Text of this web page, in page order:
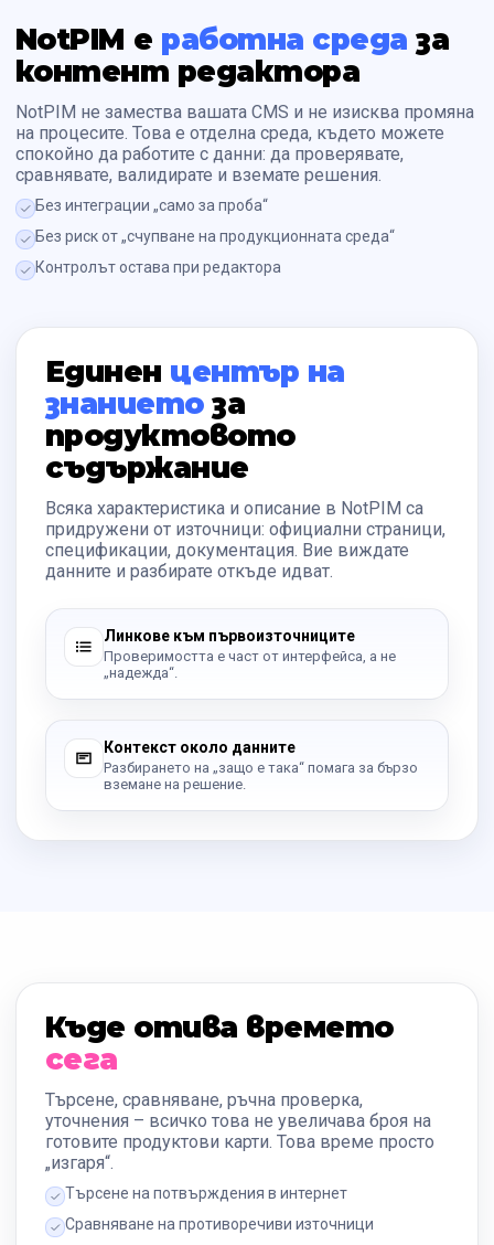
NotPIM е работна среда за
контент редактора
NotPIM не замества вашата CMS и не изисква промяна
на процесите. Това е отделна среда, където можете
спокойно да работите с данни: да проверявате,
сравнявате, валидирате и вземате решения.
Без интеграции „само за проба“
Без риск от „счупване на продукционната среда“
Контролът остава при редактора
Единен център на
знаниетоза
продуктовото
съдържание
Всяка характеристика и описание в NotPIM са
придружени от източници: официални страници,
спецификации, документация. Вие виждате
данните и разбирате откъде идват.
Линкове към първоизточниците
Проверимостта е част от интерфейса, а не
„надежда“.
Контекст около данните
Разбирането на „защо е така“ помага за бързо
вземане на решение.
Къде отива времето
сега
Търсене, сравняване, ръчна проверка,
уточнения – всичко това не увеличава броя на
готовите продуктови карти. Това време просто
„изгаря“.
Търсене на потвърждения в интернет
Сравняване на противоречиви източници